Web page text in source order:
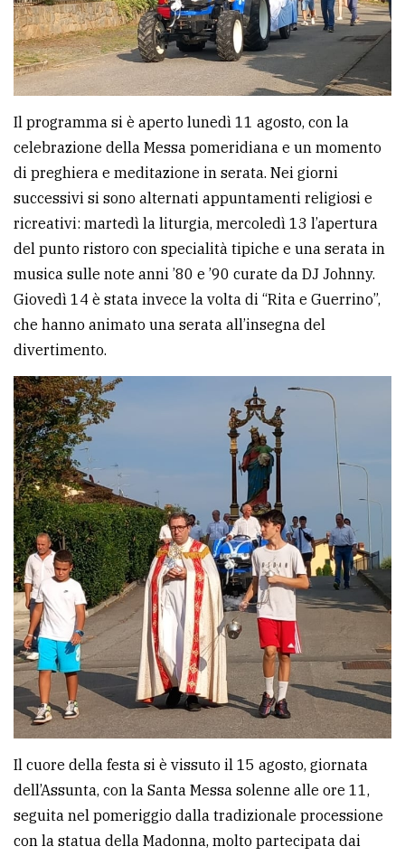
PRIVACY
Privacy
policy
Cookie
policy
Il programma si è aperto lunedì 11 agosto, con la
celebrazione della Messa pomeridiana e un momento
di preghiera e meditazione in serata. Nei giorni
successivi si sono alternati appuntamenti religiosi e
ricreativi: martedì la liturgia, mercoledì 13 l’apertura
del punto ristoro con specialità tipiche e una serata in
musica sulle note anni ’80 e ’90 curate da DJ Johnny.
Giovedì 14 è stata invece la volta di “Rita e Guerrino”,
che hanno animato una serata all’insegna del
divertimento.
Il cuore della festa si è vissuto il 15 agosto, giornata
dell’Assunta, con la Santa Messa solenne alle ore 11,
seguita nel pomeriggio dalla tradizionale processione
con la statua della Madonna, molto partecipata dai